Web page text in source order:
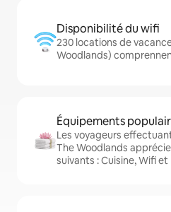
Disponibilité du wifi
230 locations de
Woodlands)
Équipements
Les voyageurs
The Woodlands
suivants : Cuisine, Wifi et